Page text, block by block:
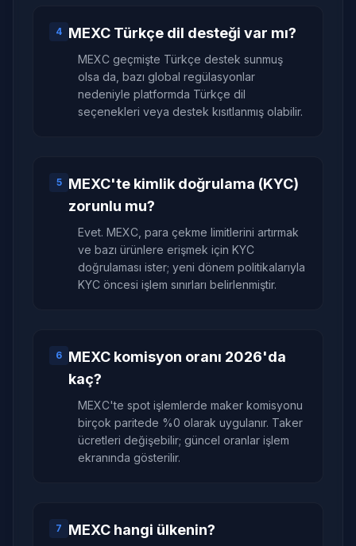
4 MEXC Türkçe dil desteği var mı?
MEXC geçmişte Türkçe destek sunmuş
olsa da, bazı global regülasyonlar
nedeniyle platformda Türkçe dil
seçenekleri veya destek kısıtlanmış olabilir.
5
MEXC'te kimlik doğrulama (KYC)
zorunlu mu?
Evet. MEXC, para çekme limitlerini artırmak
ve bazı ürünlere erişmek için KYC
doğrulaması ister; yeni dönem politikalarıyla
KYC öncesi işlem sınırları belirlenmiştir.
6 MEXC komisyon oranı 2026'da
kaç?
MEXC'te spot işlemlerde maker komisyonu
birçok paritede %0 olarak uygulanır. Taker
ücretleri değişebilir; güncel oranlar işlem
ekranında gösterilir.
7 MEXC hangi ülkenin?